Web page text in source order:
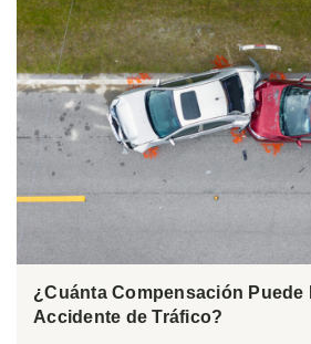
¿Cuánta Compensación Puede
Accidente de Tráfico?